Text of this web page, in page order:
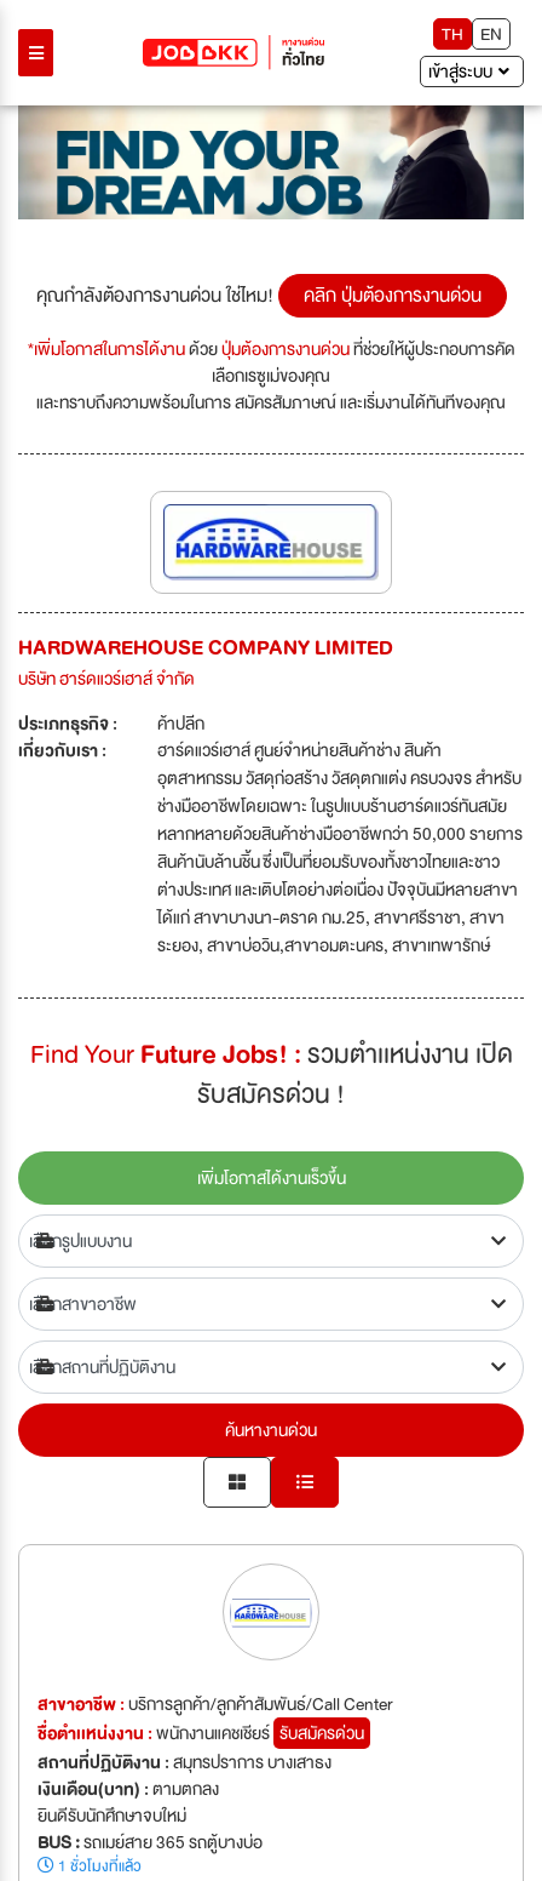
TH
EN
เข้าสู่ระบบ
คุณกำลังต้องการงานด่วน ใช่ไหม! คลิก ปุ่มต้องการงานด่วน
*เพิ่มโอกาสในการได้งานด้วยปุ่มต้องการงานด่วนที่ช่วยให้ผู้ประกอบการคัด
เลือกเรซูเม่ของคุณ
และทราบถึงความพร้อมในการ สมัครสัมภาษณ์ และเริ่มงานได้ทันทีของคุณ
HARDWAREHOUSE COMPANY LIMITED
บริษัท ฮาร์ดแวร์เฮาส์ จำกัด
ประเภทธุรกิจ :
ค้าปลีก
เกี่ยวกับเรา :
ฮาร์ดแวร์เฮาส์ ศูนย์จำหน่ายสินค้าช่าง สินค้า
อุตสาหกรรม วัสดุก่อสร้าง วัสดุตกแต่ง ครบวงจร สำหรับ
ช่างมืออาชีพโดยเฉพาะ ในรูปแบบร้านฮาร์ดแวร์ทันสมัย
หลากหลายด้วยสินค้าช่างมืออาชีพกว่า 50,000 รายการ
สินค้านับล้านชิ้น ซึ่งเป็นที่ยอมรับของทั้งชาวไทยและชาว
ต่างประเทศ และเติบโตอย่างต่อเนื่อง ปัจจุบันมีหลายสาขา
ได้แก่ สาขาบางนา-ตราด กม.25, สาขาศรีราชา, สาขา
ระยอง, สาขาบ่อวิน,สาขาอมตะนคร, สาขาเทพารักษ์
Find YourFuture Jobs! :รวมตำเเหน่งงาน เปิด
รับสมัครด่วน !
เพิ่มโอกาสได้งานเร็วขึ้น
ค้นหางานด่วน
สาขาอาชีพ :บริการลูกค้า/ลูกค้าสัมพันธ์/Call Center
ชื่อตำเเหน่งงาน :พนักงานแคชเชียร์ รับสมัครด่วน
สถานที่ปฏิบัติงาน :สมุทรปราการ บางเสาธง
เงินเดือน(บาท) :ตามตกลง
ยินดีรับนักศึกษาจบใหม่
BUS :รถเมย์สาย 365 รถตู้บางบ่อ
1 ชั่วโมงที่แล้ว